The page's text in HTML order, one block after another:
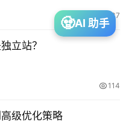
37
立站？
114
级优化策略
🧟AI 助手